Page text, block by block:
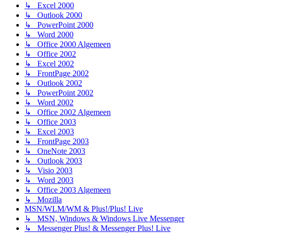
↳ Excel 2000
↳ Outlook 2000
↳ PowerPoint 2000
↳ Word 2000
↳ Office 2000 Algemeen
↳ Office 2002
↳ Excel 2002
↳ FrontPage 2002
↳ Outlook 2002
↳ PowerPoint 2002
↳ Word 2002
↳ Office 2002 Algemeen
↳ Office 2003
↳ Excel 2003
↳ FrontPage 2003
↳ OneNote 2003
↳ Outlook 2003
↳ Visio 2003
↳ Word 2003
↳ Office 2003 Algemeen
↳ Mozilla
MSN/WLM/WM & Plus!/Plus! Live
↳ MSN, Windows & Windows Live Messenger
↳ Messenger Plus! & Messenger Plus! Live